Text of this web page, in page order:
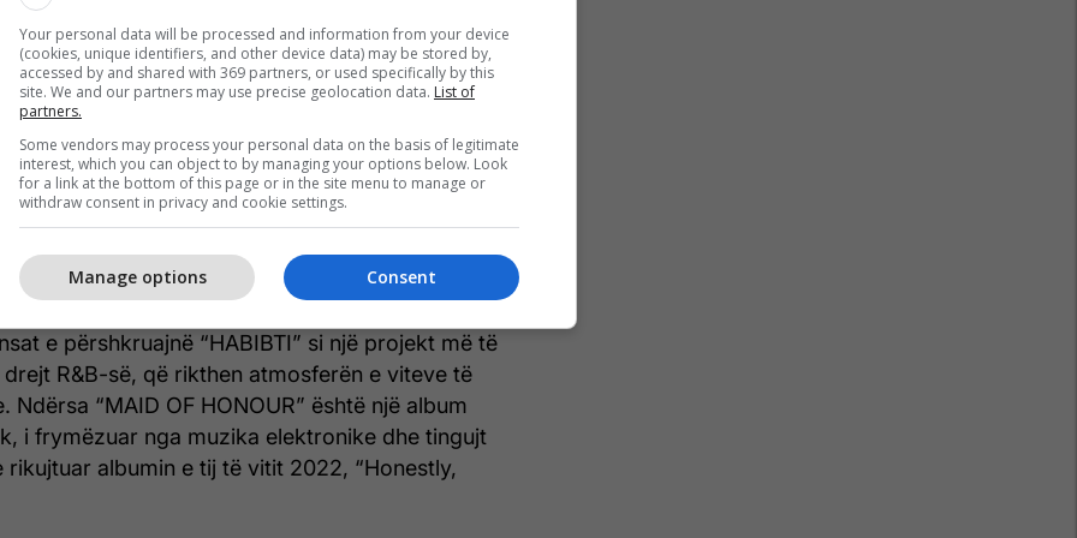
transmetimit të tij të fundit para publikimit, duke
të tjera surprizë do të dilnin po atë natë.
anë të ndryshme të muzikës së Drake.
si albumi i tij i nëntë rap në studio dhe përfshin
21 Savage, Future dhe Molly Santana. Albumi
forta dhe kritika ndaj industrisë muzikore,
ndaj A$AP Rocky, Jay-Z, Kendrick Lamar,
Rihanna.
e përshkruajnë “HABIBTI” si një projekt më të
R&B-së, që rikthen atmosferën e viteve të
Ndërsa “MAID OF HONOUR” është një album
i frymëzuar nga muzika elektronike dhe tingujt
rikujtuar albumin e tij të vitit 2022, “Honestly,
Your personal data will be processed and information from your device
(cookies, unique identifiers, and other device data) may be stored by,
accessed by and shared with 369 partners, or used specifically by this
site. We and our partners may use precise geolocation data. List of
partners.
Some vendors may process your personal data on the basis of legitimate
interest, which you can object to by managing your options below. Look
for a link at the bottom of this page or in the site menu to manage or
withdraw consent in privacy and cookie settings.
Consent
Manage options